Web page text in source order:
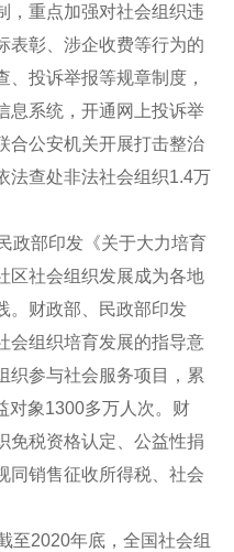
，重点加强对社会组织违
表彰、涉企收费等行为的
投诉举报等规章制度，
息系统，开通网上投诉举
合公安机关开展打击整治
法查处非法社会组织1.4万
部印发《关于大力培育
区社会组织发展成为各地
。财政部、民政部印发
会组织培育发展的指导意
织参与社会服务项目，累
对象1300多万人次。财
免税资格认定、公益性捐
同销售征收所得税、社会
2020年底，全国社会组